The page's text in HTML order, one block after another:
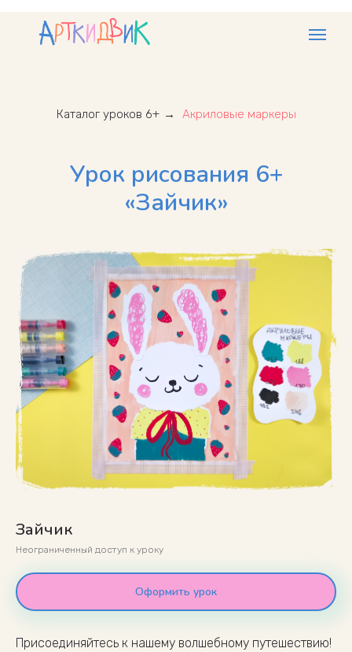
Каталог уроков 6+ → Акриловые маркеры
Урок рисования 6+
«Зайчик»
Зайчик
Неограниченный доступ к уроку
Оформить урок
Присоединяйтесь к нашему волшебному путешествию!